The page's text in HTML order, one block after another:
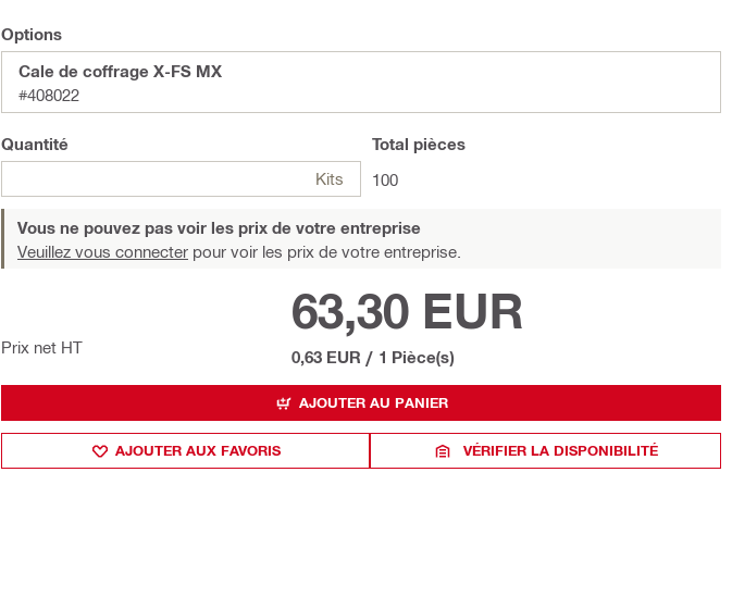
Options
Cale de coffrage X-FS MX
#408022
Quantité
Kits
Total pièces
100
Vous ne pouvez pas voir les prix de votre entreprise
Veuillez vous connecter pour voir les prix de votre entreprise.
Prix net HT
63,30 EUR
0,63 EUR / 1 Pièce(s)
AJOUTER AU PANIER
AJOUTER AUX FAVORIS VÉRIFIER LA DISPONIBILITÉ